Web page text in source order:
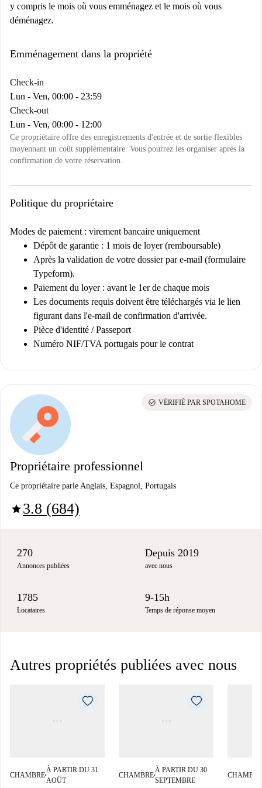
y compris le mois où vous emménagez et le mois où vous
déménagez.
Emménagement dans la propriété
Check-in
Lun - Ven, 00:00 - 23:59
Check-out
Lun - Ven, 00:00 - 12:00
Ce propriétaire offre des enregistrements d'entrée et de sortie flexibles
moyennant un coût supplémentaire. Vous pourrez les organiser après la
confirmation de votre réservation.
Politique du propriétaire
Modes de paiement : virement bancaire uniquement
Dépôt de garantie : 1 mois de loyer (remboursable)
Après la validation de votre dossier par e-mail (formulaire
Typeform).
Paiement du loyer : avant le 1er de chaque mois
Les documents requis doivent être téléchargés via le lien
figurant dans l'e-mail de confirmation d'arrivée.
Pièce d'identité / Passeport
Numéro NIF/TVA portugais pour le contrat
Propriétaire professionnel
Ce propriétaire parle Anglais, Espagnol, Portugais
star3.8 (684)
check_circle VÉRIFIÉ PAR SPOTAHOME
270
Annonces publiées
Depuis 2019
avec nous
1785
Locataires
9-15h
Temps de réponse moyen
Autres propriétés publiées avec nous
CHAMBRE■
À PARTIR DU 31
AOÛT
CHAMBRE■
À PARTIR DU 30
SEPTEMBRE
CHAMBRE